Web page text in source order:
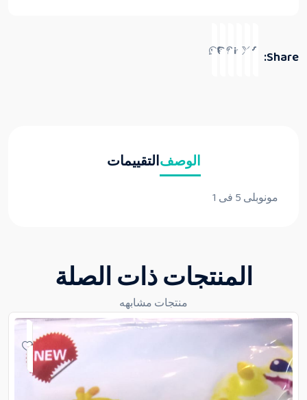
Share:
الوصفالتقييمات
مونوبلى 5 فى 1
المنتجات ذات الصلة
منتجات مشابهه